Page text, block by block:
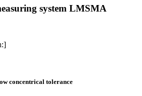
system LMSMA
concentrical tolerance